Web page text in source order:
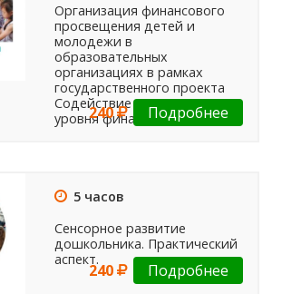
Организация финансового
просвещения детей и
молодежи в
образовательных
организациях в рамках
государственного проекта
Содействие повышению
уровня финансовой...
240 Подробнее
5 часов
Сенсорное развитие
дошкольника. Практический
аспект.
240 Подробнее